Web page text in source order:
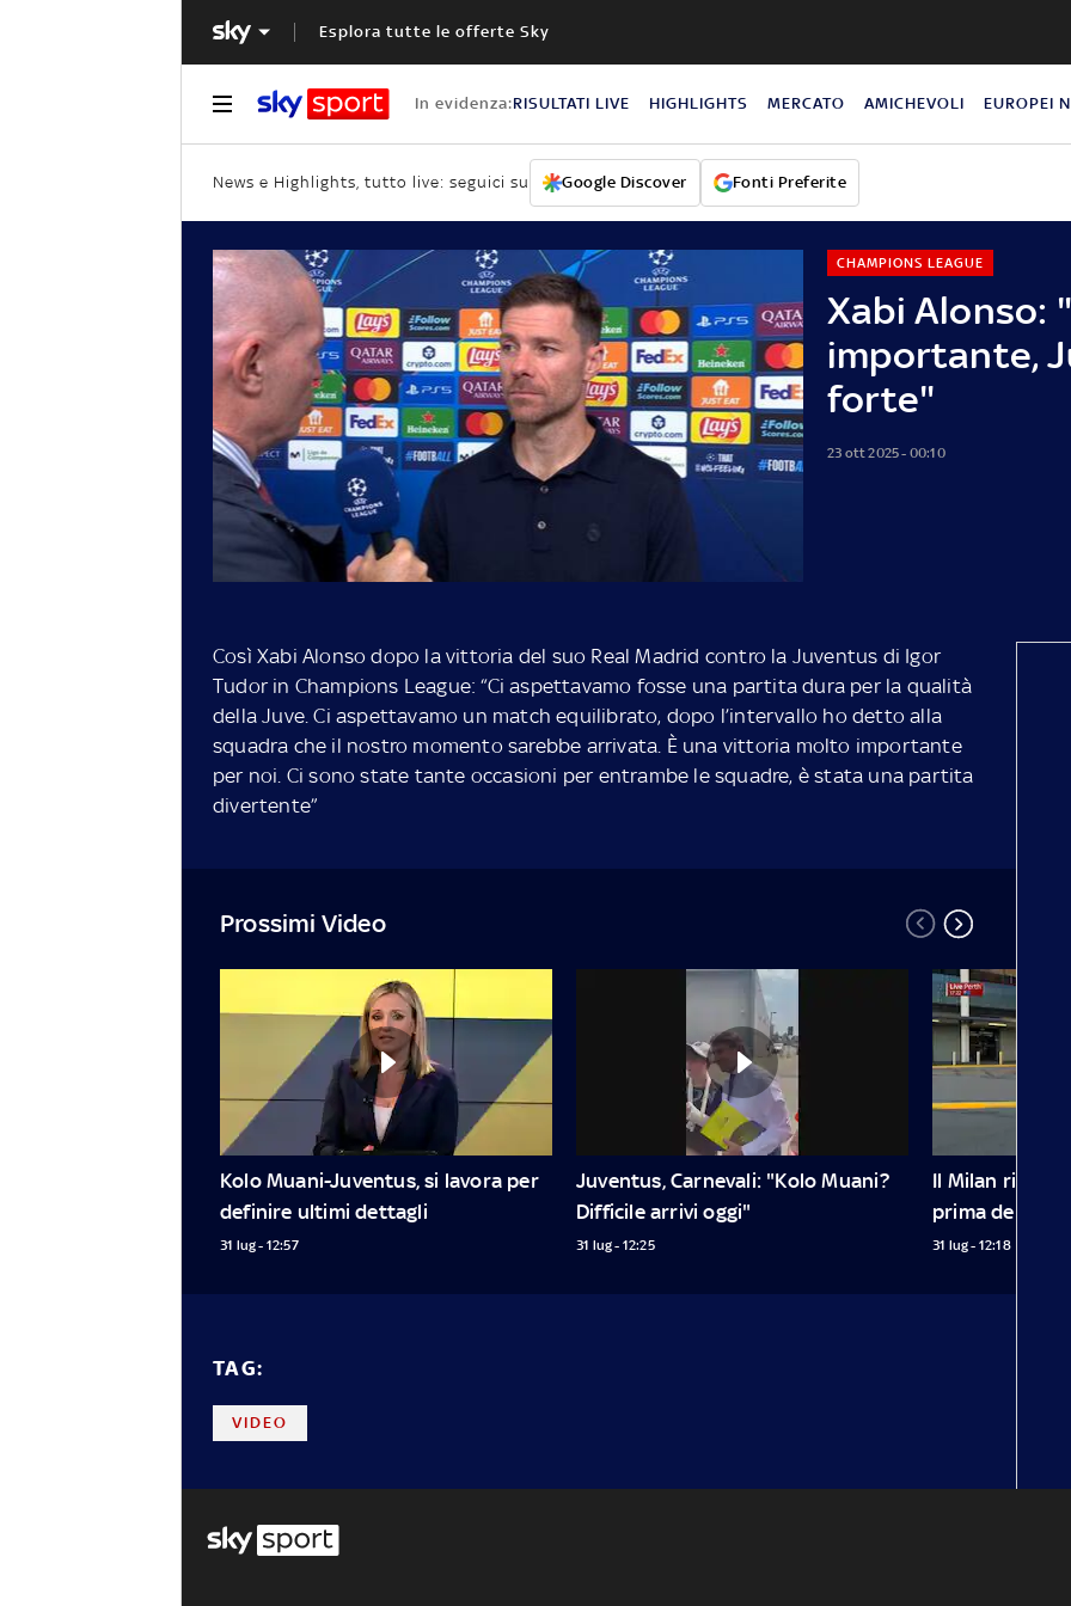
Esplora tutte le offerte Sky
In evidenza:RISULTATI LIVE HIGHLIGHTS MERCATO AMICHEVOLI EUROPEI
News e Highlights, tutto live: seguici su Google Discover Fonti Preferite
Xabi Alonso:
importante,
forte"
CHAMPIONS LEAGUE
23 ott 2025 - 00:10
Così Xabi Alonso dopo la vittoria del suo Real Madrid contro la Juventus di Igor
Tudor in Champions League: “Ci aspettavamo fosse una partita dura per la qualità
della Juve. Ci aspettavamo un match equilibrato, dopo l’intervallo ho detto alla
squadra che il nostro momento sarebbe arrivata. È una vittoria molto importante
per noi. Ci sono state tante occasioni per entrambe le squadre, è stata una partita
divertente”
Prossimi Video
Kolo Muani-Juventus, si lavora per
definire ultimi dettagli
31 lug - 12:57
Juventus, Carnevali: "Kolo Muani?
Difficile arrivi oggi"
31 lug - 12:25
Il Milan ricorda
prima
31 lug - 12:18
TAG:
VIDEO